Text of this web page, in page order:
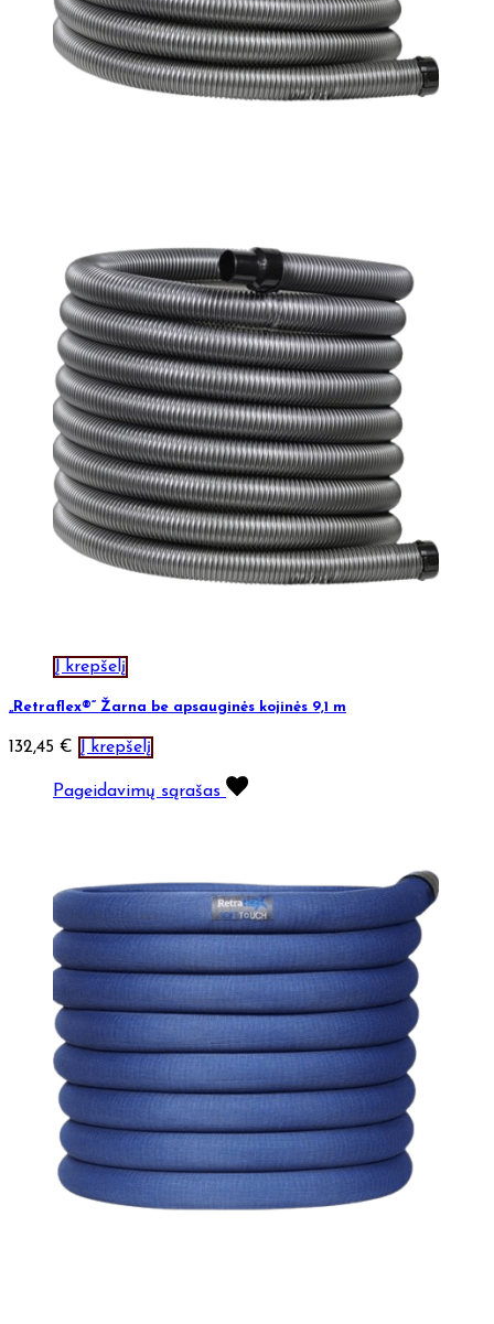
Į krepšelį
„Retraflex®“ Žarna be apsauginės kojinės 9,1 m
132,45 € Į krepšelį
Pageidavimų sąrašas